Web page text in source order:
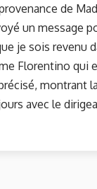
de
un message
je sois revenu
Florentino qui
montrant
avec le